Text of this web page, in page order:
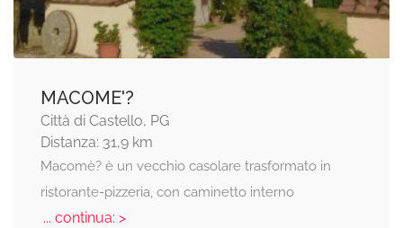
MACOME'?
Città di Castello, PG
Distanza: 31,9 km
Macomè? è un vecchio casolare trasformato in
ristorante-pizzeria, con caminetto interno
... continua: >